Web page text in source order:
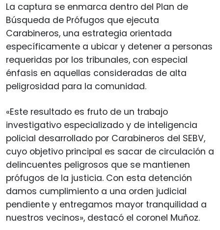
La captura se enmarca dentro del Plan de
Búsqueda de Prófugos que ejecuta
Carabineros, una estrategia orientada
específicamente a ubicar y detener a personas
requeridas por los tribunales, con especial
énfasis en aquellas consideradas de alta
peligrosidad para la comunidad.
«Este resultado es fruto de un trabajo
investigativo especializado y de inteligencia
policial desarrollado por Carabineros del SEBV,
cuyo objetivo principal es sacar de circulación a
delincuentes peligrosos que se mantienen
prófugos de la justicia. Con esta detención
damos cumplimiento a una orden judicial
pendiente y entregamos mayor tranquilidad a
nuestros vecinos», destacó el coronel Muñoz.